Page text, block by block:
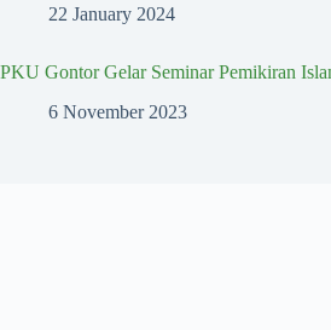
22 January 2024
PKU Gontor Gelar Seminar Pemikiran
6 November 2023